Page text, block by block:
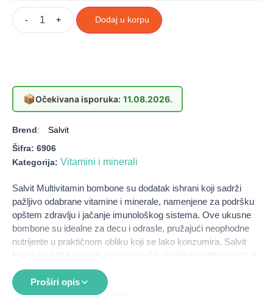
- + Dodaj u korpu
📦Očekivana isporuka: 11.08.2026.
Brend:
Salvit
Šifra: 6906
Kategorija: Vitamini i minerali
Salvit Multivitamin bombone su dodatak ishrani koji sadrži
pažljivo odabrane vitamine i minerale, namenjene za podršku
opštem zdravlju i jačanje imunološkog sistema. Ove ukusne
bombone su idealne za decu i odrasle, pružajući neophodne
nutrijente u praktičnom obliku koji se lako konzumira. Salvit
brend se ističe svojom posvećenošću kvalitetu i efikasnosti, a
Multivitamin bombone su savršen izbor za sve koji žele da
unaprede svoj dnevni unos vitamina i minerala.
Proširi opis